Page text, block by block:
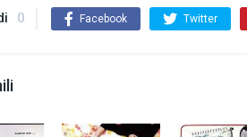
0 Facebook Twitter